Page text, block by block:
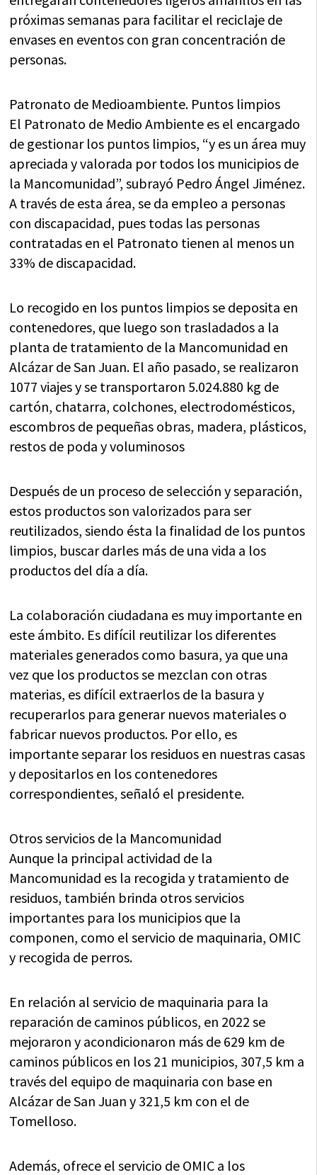
próximas semanas para facilitar el reciclaje de
envases en eventos con gran concentración de
personas.
Patronato de Medioambiente. Puntos limpios
El Patronato de Medio Ambiente es el encargado
de gestionar los puntos limpios, “y es un área muy
apreciada y valorada por todos los municipios de
la Mancomunidad”, subrayó Pedro Ángel Jiménez.
A través de esta área, se da empleo a personas
con discapacidad, pues todas las personas
contratadas en el Patronato tienen al menos un
33% de discapacidad.
Lo recogido en los puntos limpios se deposita en
contenedores, que luego son trasladados a la
planta de tratamiento de la Mancomunidad en
Alcázar de San Juan. El año pasado, se realizaron
1077 viajes y se transportaron 5.024.880 kg de
cartón, chatarra, colchones, electrodomésticos,
escombros de pequeñas obras, madera, plásticos,
restos de poda y voluminosos
Después de un proceso de selección y separación,
estos productos son valorizados para ser
reutilizados, siendo ésta la finalidad de los puntos
limpios, buscar darles más de una vida a los
productos del día a día.
La colaboración ciudadana es muy importante en
este ámbito. Es difícil reutilizar los diferentes
materiales generados como basura, ya que una
vez que los productos se mezclan con otras
materias, es difícil extraerlos de la basura y
recuperarlos para generar nuevos materiales o
fabricar nuevos productos. Por ello, es
importante separar los residuos en nuestras casas
y depositarlos en los contenedores
correspondientes, señaló el presidente.
Otros servicios de la Mancomunidad
Aunque la principal actividad de la
Mancomunidad es la recogida y tratamiento de
residuos, también brinda otros servicios
importantes para los municipios que la
componen, como el servicio de maquinaria, OMIC
y recogida de perros.
En relación al servicio de maquinaria para la
reparación de caminos públicos, en 2022 se
mejoraron y acondicionaron más de 629 km de
caminos públicos en los 21 municipios, 307,5 km a
través del equipo de maquinaria con base en
Alcázar de San Juan y 321,5 km con el de
Tomelloso.
Además, ofrece el servicio de OMIC a los